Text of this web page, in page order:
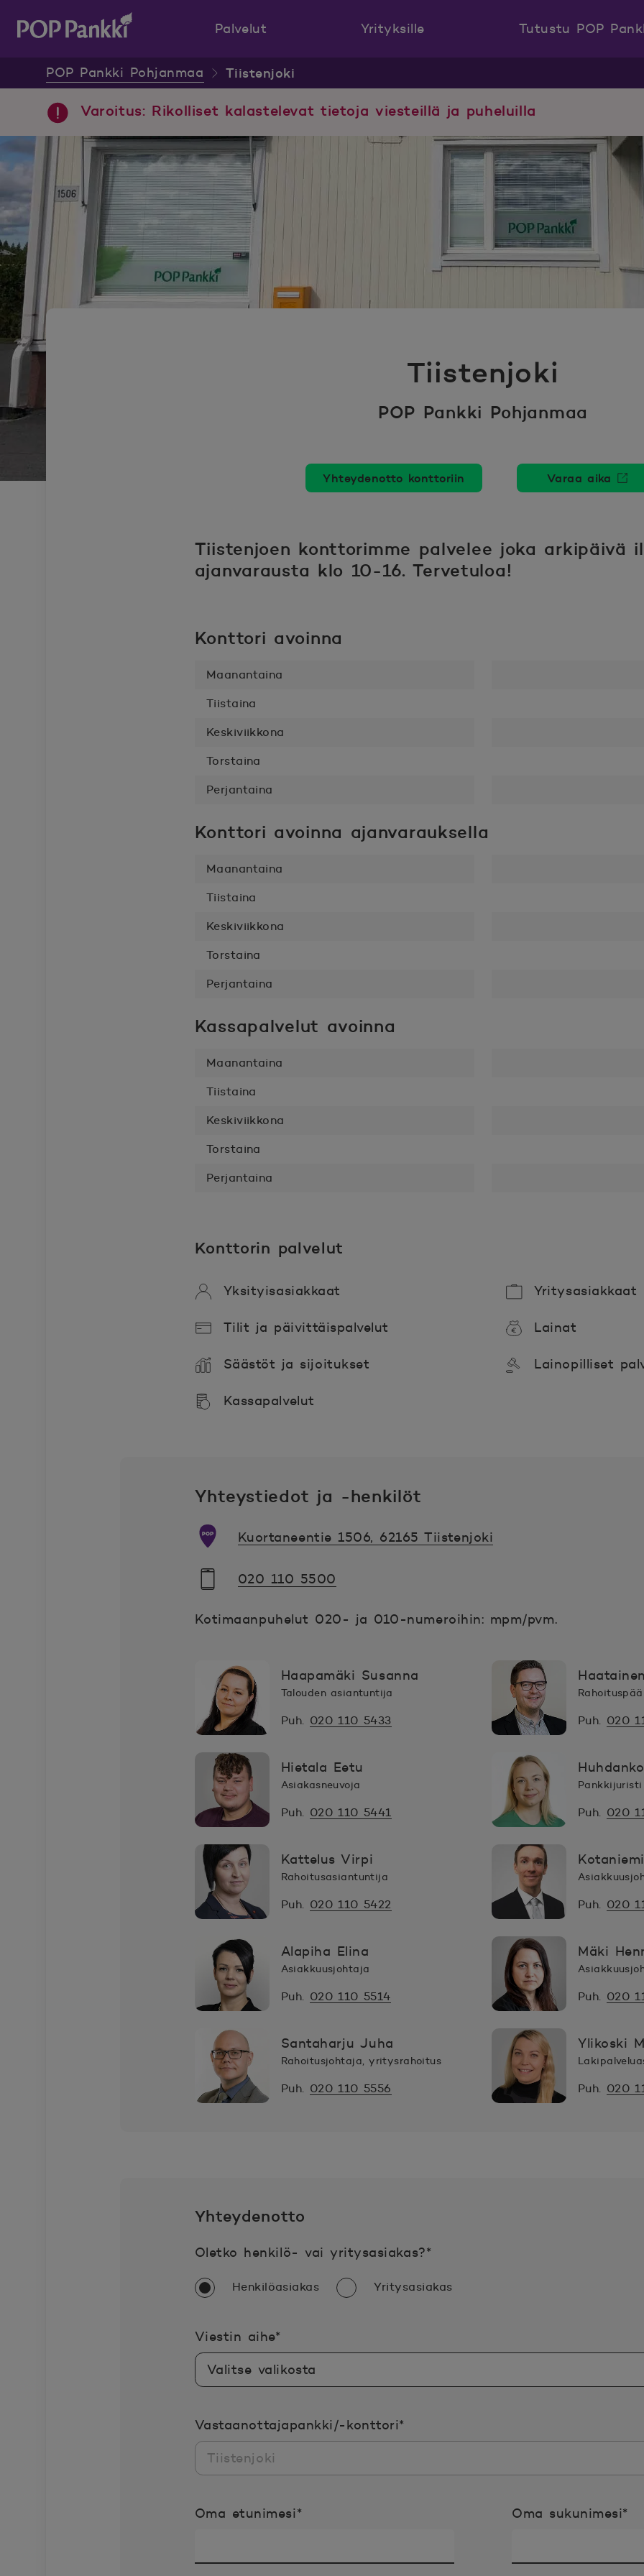
Palvelut Yrityksille
Tutustu POP
POP Pankki Pohjanmaa Tiistenjoki
Varoitus: Rikolliset kalastelevat tietoja viesteillä ja puheluilla
Tiistenjoki
POP Pankki Pohjanmaa
Yhteydenotto konttoriin Varaa aika
Avautuu
Tiistenjoen konttorimme palvelee joka arkipäivä
ajanvarausta klo 10-16. Tervetuloa!
Konttori avoinna
Maanantaina
Tiistaina
Keskiviikkona
Torstaina
Perjantaina
Konttori avoinna ajanvarauksella
Maanantaina
Tiistaina
Keskiviikkona
Torstaina
Perjantaina
Kassapalvelut avoinna
Maanantaina
Tiistaina
Keskiviikkona
Torstaina
Perjantaina
Konttorin palvelut
Yksityisasiakkaat Yritysasiakkaat
Tilit ja päivittäispalvelut Lainat
Säästöt ja sijoitukset Lainopilliset
Kassapalvelut
Yhteystiedot ja -henkilöt
Kuortaneentie 1506, 62165 Tiistenjoki
020 110 5500
Kotimaanpuhelut 020- ja 010-numeroihin: mpm/pvm.
Haapamäki Susanna
Talouden asiantuntija
Puh. 020 110 5433 Puh. 020
Hietala Eetu
Asiakasneuvoja
Puh. 020 110 5441
Pankkijuristi
Puh. 020
Kattelus Virpi
Rahoitusasiantuntija
Puh. 020 110 5422 Puh. 020
Alapiha Elina
Asiakkuusjohtaja
Puh. 020 110 5514
Mäki
Puh. 020
Santaharju Juha
Rahoitusjohtaja, yritysrahoitus
Puh. 020 110 5556
Ylikoski
Puh. 020
Yhteydenotto
Oletko henkilö- vai yritysasiakas?*
Henkilöasiakas Yritysasiakas
Viestin aihe*
Vastaanottajapankki/-konttori*
Oma etunimesi* Oma sukunimesi*